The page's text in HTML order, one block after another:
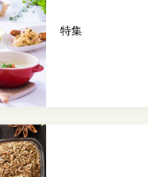
特集